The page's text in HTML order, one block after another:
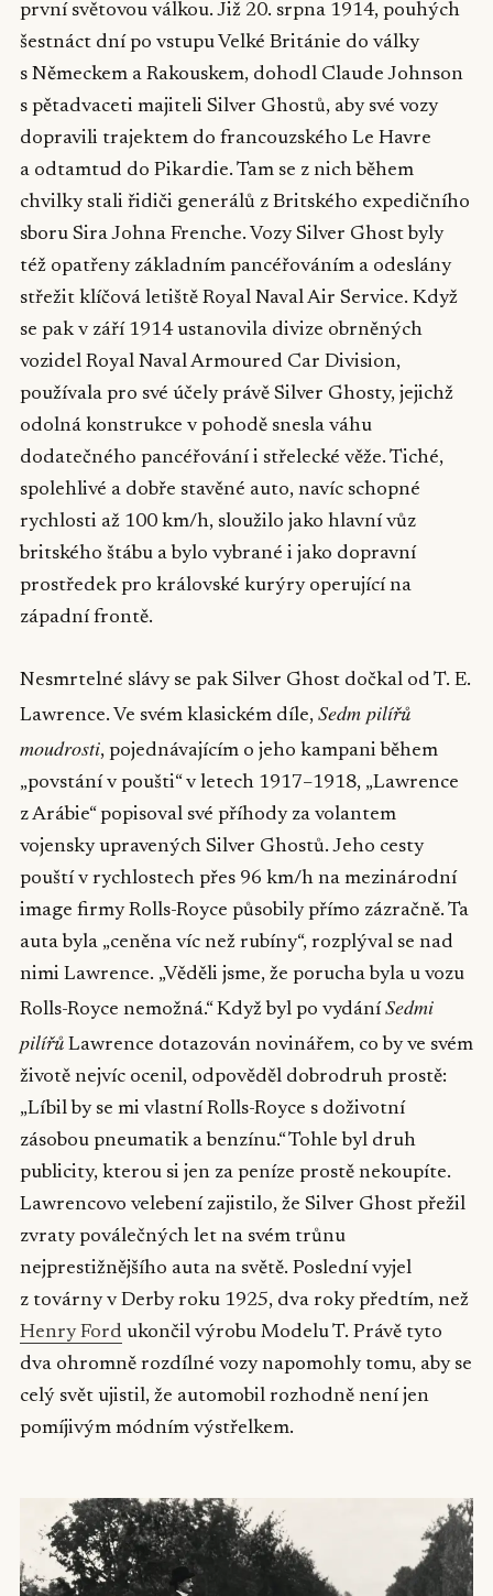
první světovou válkou. Již 20. srpna 1914, pouhých
šestnáct dní po vstupu Velké Británie do války
s Německem a Rakouskem, dohodl Claude Johnson
s pětadvaceti majiteli Silver Ghostů, aby své vozy
dopravili trajektem do francouzského Le Havre
a odtamtud do Pikardie. Tam se z nich během
chvilky stali řidiči generálů z Britského expedičního
sboru Sira Johna Frenche. Vozy Silver Ghost byly
též opatřeny základním pancéřováním a odeslány
střežit klíčová letiště Royal Naval Air Service. Když
se pak v září 1914 ustanovila divize obrněných
vozidel Royal Naval Armoured Car Division,
používala pro své účely právě Silver Ghosty, jejichž
odolná konstrukce v pohodě snesla váhu
dodatečného pancéřování i střelecké věže. Tiché,
spolehlivé a dobře stavěné auto, navíc schopné
rychlosti až 100 km/h, sloužilo jako hlavní vůz
britského štábu a bylo vybrané i jako dopravní
prostředek pro královské kurýry operující na
západní frontě.
Nesmrtelné slávy se pak Silver Ghost dočkal od T. E.
Lawrence. Ve svém klasickém díle, Sedm pilířů
moudrosti, pojednávajícím o jeho kampani během
„povstání v poušti“ v letech 1917–1918, „Lawrence
z Arábie“ popisoval své příhody za volantem
vojensky upravených Silver Ghostů. Jeho cesty
pouští v rychlostech přes 96 km/h na mezinárodní
image firmy Rolls-Royce působily přímo zázračně. Ta
auta byla „ceněna víc než rubíny“, rozplýval se nad
nimi Lawrence. „Věděli jsme, že porucha byla u vozu
Rolls-Royce nemožná.“ Když byl po vydání Sedmi
pilířů Lawrence dotazován novinářem, co by ve svém
životě nejvíc ocenil, odpověděl dobrodruh prostě:
„Líbil by se mi vlastní Rolls-Royce s doživotní
zásobou pneumatik a benzínu.“ Tohle byl druh
publicity, kterou si jen za peníze prostě nekoupíte.
Lawrencovo velebení zajistilo, že Silver Ghost přežil
zvraty poválečných let na svém trůnu
nejprestižnějšího auta na světě. Poslední vyjel
z továrny v Derby roku 1925, dva roky předtím, než
Henry Ford ukončil výrobu Modelu T. Právě tyto
dva ohromně rozdílné vozy napomohly tomu, aby se
celý svět ujistil, že automobil rozhodně není jen
pomíjivým módním výstřelkem.